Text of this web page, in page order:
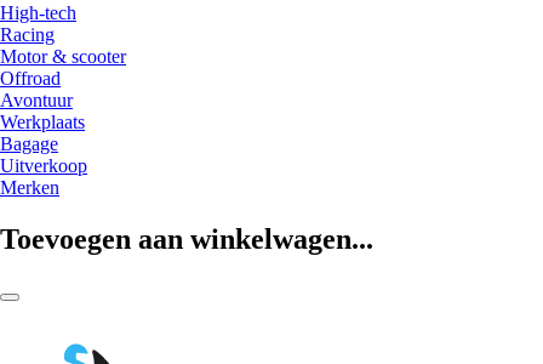
High-tech
Racing
Motor & scooter
Offroad
Avontuur
Werkplaats
Bagage
Uitverkoop
Merken
Toevoegen aan winkelwagen...